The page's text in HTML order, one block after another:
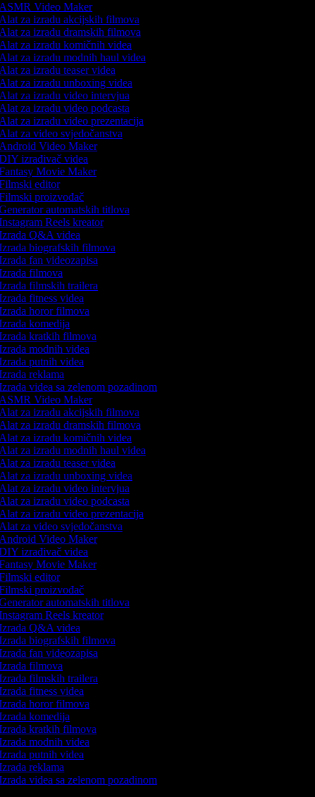
Video Maker
za izradu akcijskih filmova
za izradu dramskih filmova
za izradu komičnih videa
za izradu modnih haul videa
za izradu teaser videa
za izradu unboxing videa
za izradu video intervjua
za izradu video podcasta
za izradu video prezentacija
za video svjedočanstva
Video Maker
izrađivač videa
Movie Maker
editor
proizvođač
automatskih titlova
Reels kreator
Q&A videa
biografskih filmova
fan videozapisa
filmova
filmskih trailera
fitness videa
horor filmova
komedija
kratkih filmova
modnih videa
putnih videa
reklama
videa sa zelenom pozadinom
Video Maker
za izradu akcijskih filmova
za izradu dramskih filmova
za izradu komičnih videa
za izradu modnih haul videa
za izradu teaser videa
za izradu unboxing videa
za izradu video intervjua
za izradu video podcasta
za izradu video prezentacija
za video svjedočanstva
Video Maker
izrađivač videa
Movie Maker
editor
proizvođač
automatskih titlova
Reels kreator
Q&A videa
biografskih filmova
fan videozapisa
filmova
filmskih trailera
fitness videa
horor filmova
komedija
kratkih filmova
modnih videa
putnih videa
reklama
videa sa zelenom pozadinom